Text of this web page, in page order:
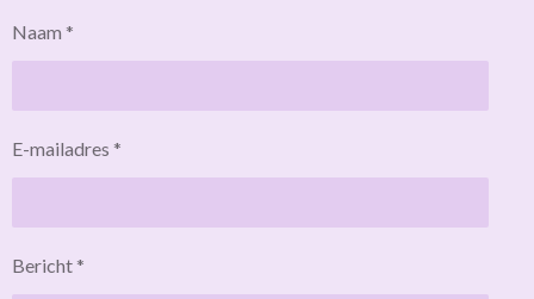
Naam *
E-mailadres *
Bericht *